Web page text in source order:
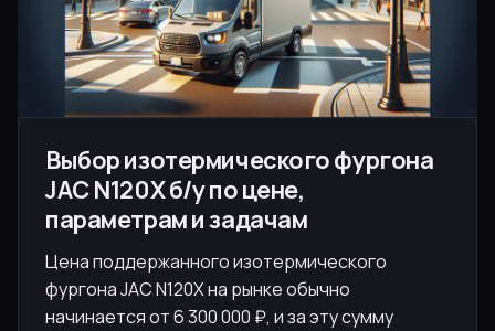
Выбор изотермического фургона
JAC N120X б/у по цене,
параметрам и задачам
Цена поддержанного изотермического
фургона JAC N120X на рынке обычно
начинается от 6 300 000 ₽, и за эту сумму